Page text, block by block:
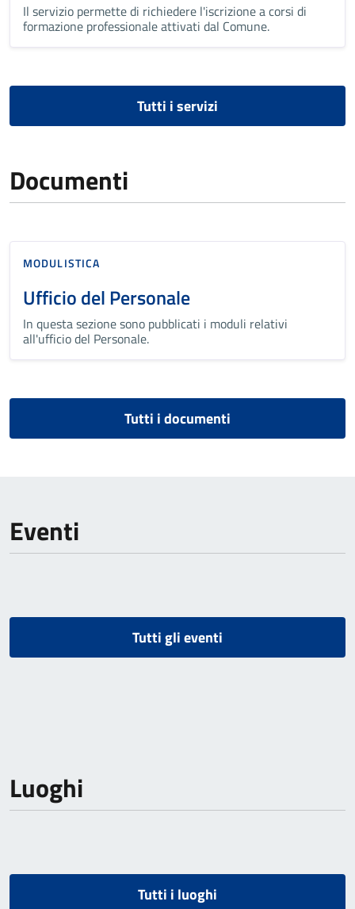
Il servizio permette di richiedere l'iscrizione a corsi di
formazione professionale attivati dal Comune.
Tutti i servizi
Documenti
MODULISTICA
Ufficio del Personale
In questa sezione sono pubblicati i moduli relativi
all'ufficio del Personale.
Tutti i documenti
Eventi
Tutti gli eventi
Luoghi
Tutti i luoghi